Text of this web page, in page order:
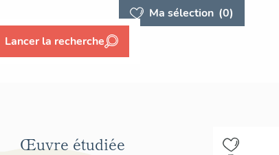
Ma sélection (0)
Lancer la recherche
Œuvre étudiée